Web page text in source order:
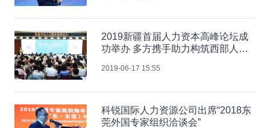
2019新疆首届人力资本高峰论坛成
功举办 多方携手助力构筑西部人才
2019-06-17 15:55
科锐国际人力资源公司出席“2018东
莞外国专家组织洽谈会”